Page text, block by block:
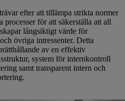
efter att tillämpa strikta normer
processer för att säkerställa att all
långsiktigt värde för
övriga intressenter. Detta
av en effektiv
system för internkontroll
samt transparent intern och